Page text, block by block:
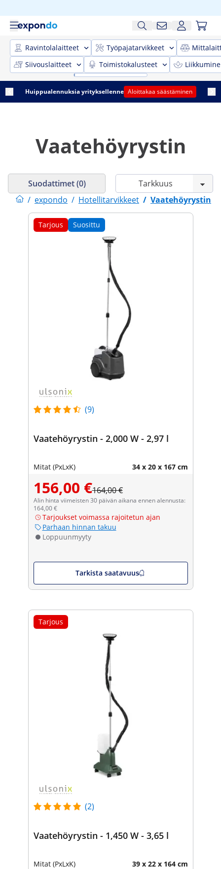
Ravintolalaitteet Työpajatarvikkeet
Siivouslaitteet
Toimistokalusteet
Huippualennuksia yrityksellenne Aloittakaa säästäminen
Vaatehöyrystin
/ expondo / Hotellitarvikkeet / Vaatehöyrystin
Suodattimet (0)
Tarjous Suosittu
(9)
Vaatehöyrystin - 2,000 W - 2,97 l
Mitat (PxLxK) 34 x 20 x 167 cm
156,00 €164,00 €
Alin hinta viimeisten 30 päivän aikana ennen alennusta:
164,00 €
Tarjoukset voimassa rajoitetun ajan
Parhaan hinnan takuu
Loppuunmyyty
Tarkista saatavuus
Tarjous
(2)
Vaatehöyrystin - 1,450 W - 3,65 l
Mitat (PxLxK) 39 x 22 x 164 cm